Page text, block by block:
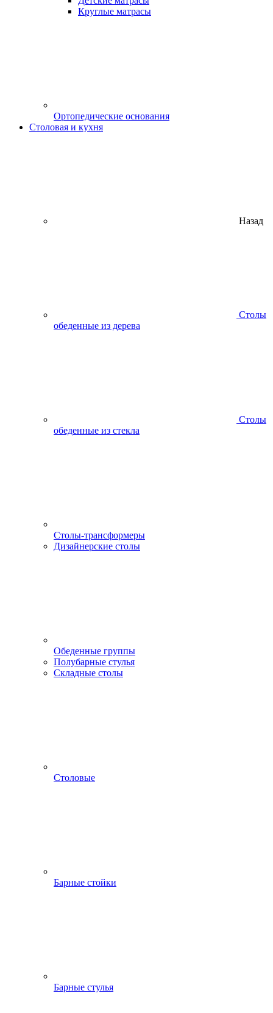
Круглые матрасы
Ортопедические основания
Столовая и кухня
Назад
Столы
обеденные из дерева
Столы
обеденные из стекла
Столы-трансформеры
Дизайнерские столы
Обеденные группы
Полубарные стулья
Складные столы
Столовые
Барные стойки
Барные стулья